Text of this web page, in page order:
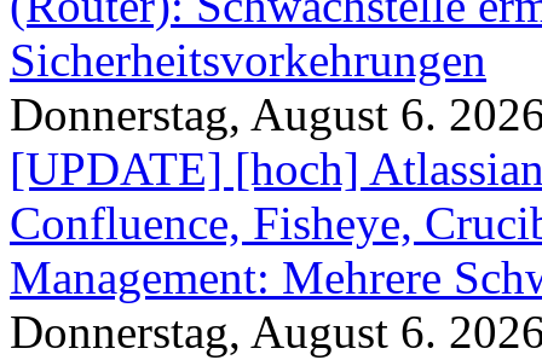
Sicherheitsvorkehrungen
Donnerstag, August 6.
[UPDATE] [hoch]
Confluence, Fisheye,
Management: Mehrere
Donnerstag, August 6.